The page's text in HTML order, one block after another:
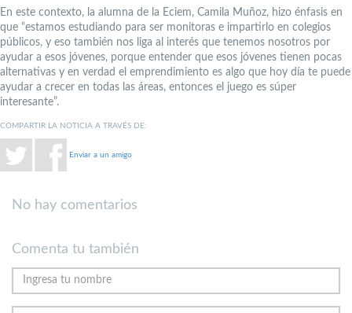
En este contexto, la alumna de la Eciem, Camila Muñoz, hizo énfasis en
que “estamos estudiando para ser monitoras e impartirlo en colegios
públicos, y eso también nos liga al interés que tenemos nosotros por
ayudar a esos jóvenes, porque entender que esos jóvenes tienen pocas
alternativas y en verdad el emprendimiento es algo que hoy día te puede
ayudar a crecer en todas las áreas, entonces el juego es súper
interesante”.
COMPARTIR LA NOTICIA A TRAVÉS DE:
Enviar a un amigo
No hay comentarios
Comenta tu también